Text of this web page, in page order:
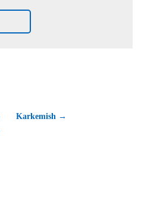
Karkemish →